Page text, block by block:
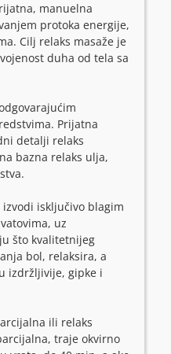
manuelna
protoka energije,
Cilj relaks masaže je
duha od tela sa
Prijatna
detalji relaks
bazna relaks ulja,
isključivo blagim
uz
što kvalitetnijeg
bol, relaksira, a
izdržljivije, gipke i
ili relaks
traje okvirno